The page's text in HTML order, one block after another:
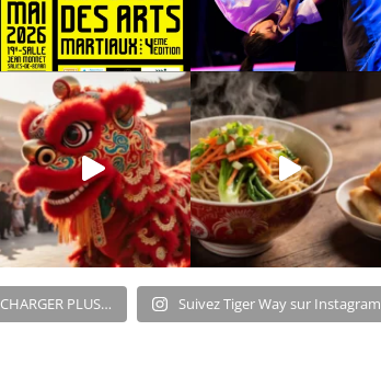
CHARGER PLUS… Suivez Tiger Way sur Instagram